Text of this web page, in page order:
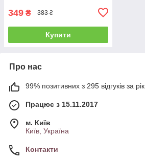
349 ₴ 383 ₴
Купити
Про нас
99% позитивних з 295 відгуків за рік
Працює з 15.11.2017
м. Київ
Київ, Україна
Контакти